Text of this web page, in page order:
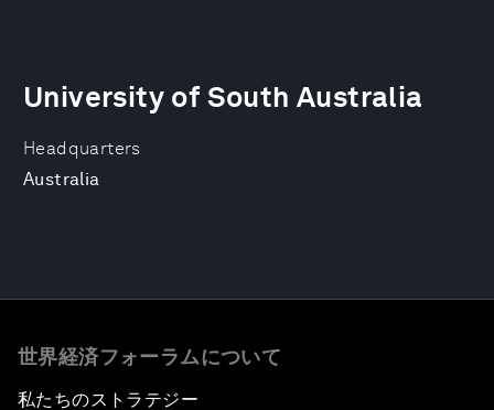
Headquarters
Australia
University of South Australia
世界経済フォーラムについて
私たちのストラテジー